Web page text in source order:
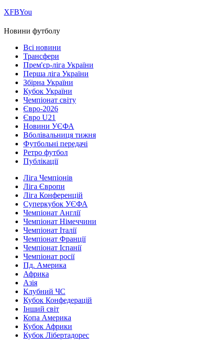
ХFBYou
Новини футболу
Всі новини
Трансфери
Прем'єр-ліга України
Перша ліга України
Збірна України
Кубок України
Чемпіонат світу
Євро-2026
Євро U21
Новини УЄФА
Вболівальниця тижня
Футбольні передачі
Ретро футбол
Публікації
Ліга Чемпіонів
Ліга Європи
Ліга Конференцій
Суперкубок УЄФА
Чемпіонат Англії
Чемпіонат Німеччини
Чемпіонат Італії
Чемпіонат Франції
Чемпіонат Іспанії
Чемпіонат росії
Пд. Америка
Африка
Азія
Клубний ЧС
Кубок Конфедерацій
Інший світ
Копа Америка
Кубок Африки
Кубок Лібертадорес